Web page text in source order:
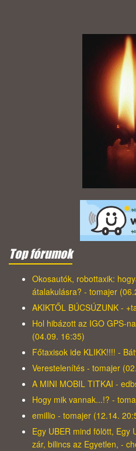
Top fórumok
Okosautók, robottaxik:
átalakulásra? - tomajer
AKIKTŐL BÚCSÚZUNK -
Hol hibázott az IGO GPS-
(04.09. 16:35)
Főtaxisok ide KLIKK!!!! -
Verestelenítés - tomajer
A MINI MOBIL TITKAI -
Hogy mik vannak...!? -
emillio - tomajer (12.14.
Egy UBER mind fölött, Egy
zár, bilincs az Egyetlen, -